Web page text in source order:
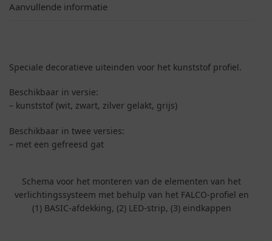
Aanvullende informatie
Speciale decoratieve uiteinden voor het kunststof profiel.
Beschikbaar in versie:
– kunststof (wit, zwart, zilver gelakt, grijs)
Beschikbaar in twee versies:
– met een gefreesd gat
Schema voor het monteren van de elementen van het
verlichtingssysteem met behulp van het FALCO-profiel en
(1) BASIC-afdekking, (2) LED-strip, (3) eindkappen